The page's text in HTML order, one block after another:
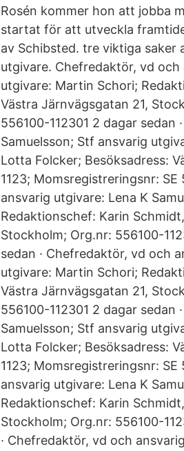
Rosén kommer hon att jobba
startat för att utveckla
av Schibsted. tre viktiga saker
utgivare. Chefredaktör, vd och
utgivare: Martin Schori;
Västra Järnvägsgatan 21,
556100-112301 2 dagar
Samuelsson; Stf ansvarig
Lotta Folcker; Besöksadress:
1123; Momsregistreringsnr:
ansvarig utgivare: Lena K
Redaktionschef: Karin
Stockholm; Org.nr: 556100-
sedan · Chefredaktör, vd och
utgivare: Martin Schori;
Västra Järnvägsgatan 21,
556100-112301 2 dagar
Samuelsson; Stf ansvarig
Lotta Folcker; Besöksadress:
1123; Momsregistreringsnr:
ansvarig utgivare: Lena K
Redaktionschef: Karin
Stockholm; Org.nr: 556100-
· Chefredaktör, vd och